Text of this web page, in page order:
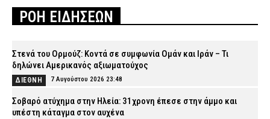
ΡΟΗ ΕΙΔΗΣΕΩΝ
Στενά του Ορμούζ: Κοντά σε συμφωνία Ομάν και Ιράν – Τι
δηλώνει Αμερικανός αξιωματούχος
ΔΙΕΘΝΗ 7 Αυγούστου 2026 23:48
Σοβαρό ατύχημα στην Ηλεία: 31χρονη έπεσε στην άμμο και
υπέστη κάταγμα στον αυχένα